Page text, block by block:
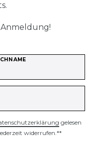
gelesen
widerrufen.**